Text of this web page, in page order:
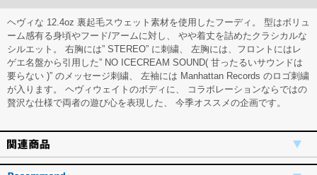
ヘヴィな 12.4oz 裏起毛スウェット素材を使用したフーディ。 型はボリュ
ーム感有る身頃やフード/アームに対し、 やや着丈を詰めたクラシカルな
シルエット。 右胸には” STEREO” に刺繍、 左胸には、フロントにはレ
ゲエ名盤から引用した” NO ICECREAM SOUND( 甘ったるいサウンドは
要らない )” のメッセージ刺繍、 左袖には Manhattan Records のロゴ刺繍
が入ります。 ヘヴィウェイトのボディに、 コラボレーションならではの
贅沢な仕様で両者の遊び心を表現した、 今季オススメの企画です。